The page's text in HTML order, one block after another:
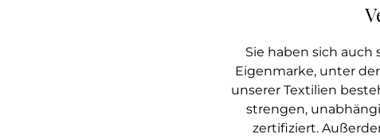
Sie haben sich auch
Eigenmarke, unter
unserer Textilien
strengen,
zertifiziert.